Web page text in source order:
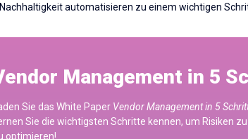
automatisieren zu einem wichtigen
Management in 5
Sie das White Paper Vendor Management in 5
Sie die wichtigsten Schritte kennen, um Risiken
optimieren!